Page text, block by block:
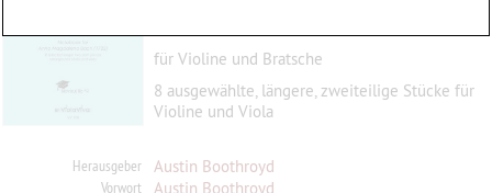
für Violine und Bratsche
8 ausgewählte, längere, zweiteilige Stücke für
Violine und Viola
Herausgeber Austin Boothroyd
Vorwort Austin Boothroyd